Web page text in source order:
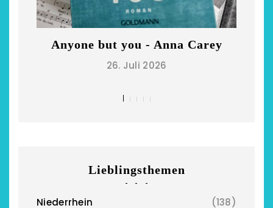
Restsommer - Kea
Anyone but you - Anna Carey
26. Juli 2026
Lieblingsthemen
Niederrhein
(138)